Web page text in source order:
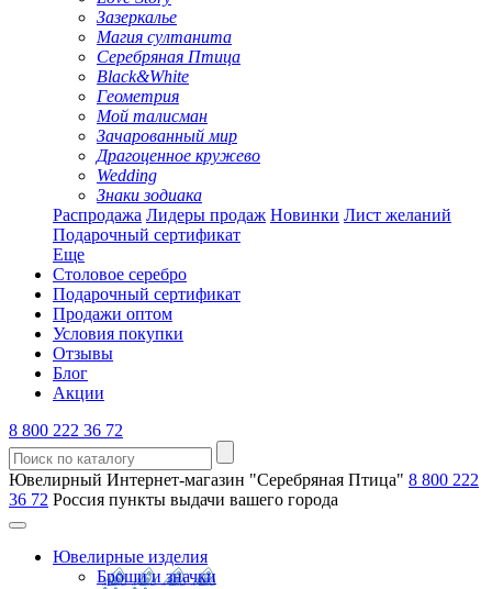
Зазеркалье
Магия султанита
Серебряная Птица
Black&White
Геометрия
Мой талисман
Зачарованный мир
Драгоценное кружево
Wedding
Знаки зодиака
Распродажа Лидеры продаж Новинки Лист желаний
Подарочный сертификат
Еще
Столовое серебро
Подарочный сертификат
Продажи оптом
Условия покупки
Отзывы
Блог
Акции
8 800 222 36 72
Ювелирный Интернет-магазин "Серебряная Птица" 8 800 222
36 72 Россия пункты выдачи вашего города
Ювелирные изделия
Броши и значки